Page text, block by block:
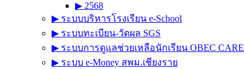
▶︎ 2568
▶︎ ระบบบริหารโรงเรียน e-School
▶︎ ระบบทะเบียน-วัดผล SGS
▶︎ ระบบการดูแลช่วยเหลือนักเรียน OBEC CARE
▶︎ ระบบ e-Money สพม.เชียงราย